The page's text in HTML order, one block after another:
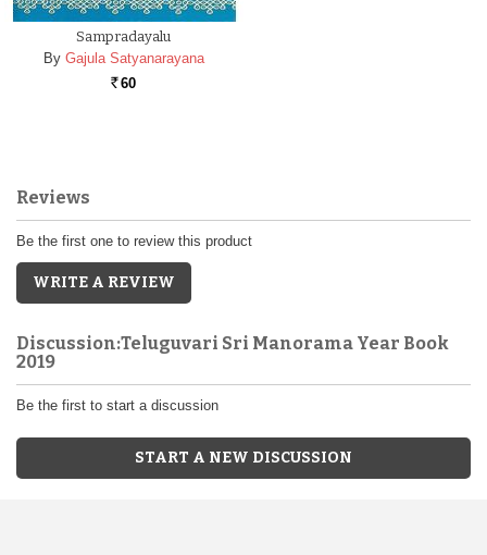
Sampradayalu
By Gajula Satyanarayana
Rs. 60
Reviews
Be the first one to review this product
WRITE A REVIEW
Discussion:Teluguvari Sri Manorama Year Book
2019
Be the first to start a discussion
START A NEW DISCUSSION